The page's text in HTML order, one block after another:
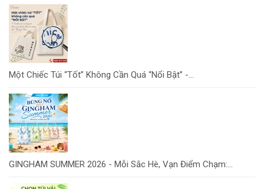
Một Chiếc Túi “Tốt” Không Cần Quá “Nổi Bật” -...
GINGHAM SUMMER 2026 - Mỗi Sắc Hè, Vạn Điểm Chạm:...